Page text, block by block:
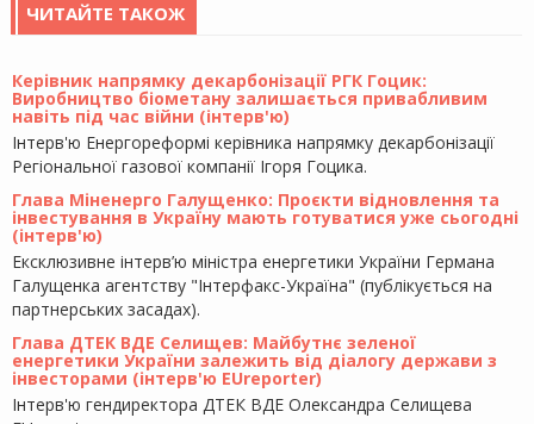
ЧИТАЙТЕ ТАКОЖ
Керівник напрямку декарбонізації РГК Гоцик:
Виробництво біометану залишається привабливим
навіть під час війни (інтерв'ю)
Інтерв'ю Енергореформі керівника напрямку декарбонізації
Регіональної газової компанії Ігоря Гоцика.
Глава Міненерго Галущенко: Проєкти відновлення та
інвестування в Україну мають готуватися уже сьогодні
(інтерв'ю)
Ексклюзивне інтерв’ю міністра енергетики України Германа
Галущенка агентству "Інтерфакс-Україна" (публікується на
партнерських засадах).
Глава ДТЕК ВДЕ Селищев: Майбутнє зеленої
енергетики України залежить від діалогу держави з
інвесторами (інтерв'ю EUreporter)
Інтерв'ю гендиректора ДТЕК ВДЕ Олександра Селищева